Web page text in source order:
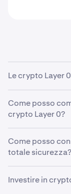
Le crypto Layer
asset crypto
trading nel tuo
Come posso
crypto Layer 0?
653 famose
la nostrapagina
consultare la
Come posso
totale sicurezza?
diverse opzioni
Investire in